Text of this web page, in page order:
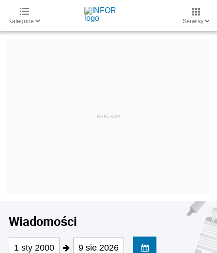
Kategorie Serwisy
Wiadomości
1 sty 2000 9 sie 2026